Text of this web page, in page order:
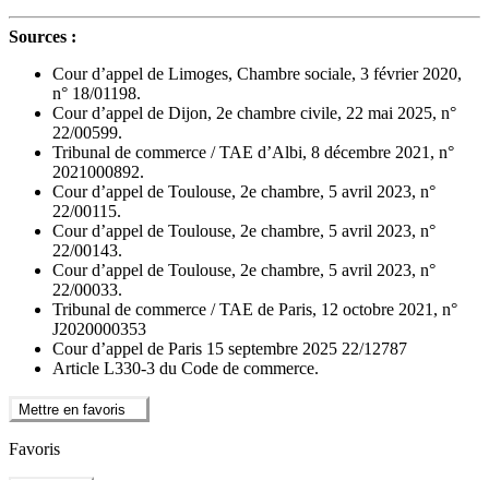
Sources :
Cour d’appel de Limoges, Chambre sociale, 3 février 2020,
n° 18/01198.
Cour d’appel de Dijon, 2e chambre civile, 22 mai 2025, n°
22/00599.
Tribunal de commerce / TAE d’Albi, 8 décembre 2021, n°
2021000892.
Cour d’appel de Toulouse, 2e chambre, 5 avril 2023, n°
22/00115.
Cour d’appel de Toulouse, 2e chambre, 5 avril 2023, n°
22/00143.
Cour d’appel de Toulouse, 2e chambre, 5 avril 2023, n°
22/00033.
Tribunal de commerce / TAE de Paris, 12 octobre 2021, n°
J2020000353
Cour d’appel de Paris 15 septembre 2025 22/12787
Article L330-3 du Code de commerce.
Mettre en favoris
Favoris